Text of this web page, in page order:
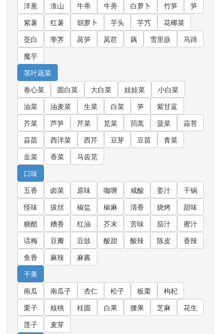
洋葱
淮山 牛蒂 牛蒡 白萝卜 竹笋
笋
紫薯
红薯 胡萝卜 芋头 芋艿
花椰菜
茭白
荸荠 莴笋 莴苣 藕 雪里蕻
马蹄
魔芋
茎叶蔬菜
卷心菜
圆白菜 大白菜 娃娃菜
小白菜
油菜
油麦菜 生菜 白菜 笋
紫甘蓝
芥菜
芦笋 芹菜 苋菜 茼蒿 菠菜
蒜苔
蒜苗
西洋菜 西芹 豆芽 豆苗
青菜
韭菜
香菜
马齿苋
口味
五香
卤菜 原味 咖喱 咸酸 姜汁
干锅
怪味
拔丝 椒盐 椒麻 清香 烧烤
甜味
糖醋
糟香 红油 芥末 苦味 茄汁
蜜汁
话梅
豆瓣 豆豉 酸甜 酸辣 陈皮
香辣
鱼香
麻辣
麻酱
干果
南瓜
南瓜子 杏仁 松子 板栗
枸杞
栗子
核桃 桂圆 白果 腰果 芝麻
花生
莲子
麦芽